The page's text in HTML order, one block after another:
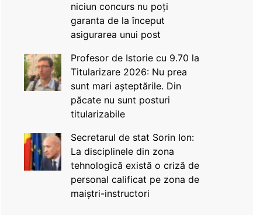
niciun concurs nu poți
garanta de la început
asigurarea unui post
Profesor de Istorie cu 9.70 la
Titularizare 2026: Nu prea
sunt mari așteptările. Din
păcate nu sunt posturi
titularizabile
Secretarul de stat Sorin Ion:
La disciplinele din zona
tehnologică există o criză de
personal calificat pe zona de
maiștri-instructori